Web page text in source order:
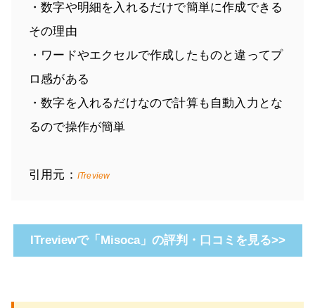
・数字や明細を入れるだけで簡単に作成できる
その理由
・ワードやエクセルで作成したものと違ってプ
ロ感がある
・数字を入れるだけなので計算も自動入力とな
るので操作が簡単
引用元： ITreview
ITreviewで「Misoca」の評判・口コミを見る>>